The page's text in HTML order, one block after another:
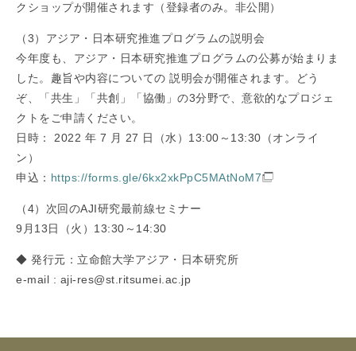
クショップが開催されます（登録者のみ。非公開）
（3）アジア・日本研究推進プログラムの説明会
今年度も、アジア・日本研究推進プログラムの公募が始まりま
した。趣旨や内容についての 説明会が開催されます。どう
ぞ、「共生」「共創」「協働」の3分野で、意欲的なプロジェ
クトをご申請ください。
日時： 2022 年 7 月 27 日（水）13:00～13:30（オンライ
ン）
申込： https://forms.gle/6kx2xkPpC5MAtNoM7
（4）次回のAJI研究最前線セミナー
9月13日（火）13:30～14:30
◆ 発行元：立命館大学アジア・日本研究所
e-mail : aji-res@st.ritsumei.ac.jp